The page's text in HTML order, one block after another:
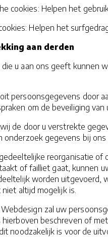
cookies: Helpen het
Helpen het
aan derden
u aan ons geeft kunnen
persoonsgegevens door
om de beveiliging
de door u verstrekte
onderzoek gegevens bij
reorganisatie of
of failliet gaat, kunnen
worden uitgevoerd,
altijd mogelijk is.
Webdesign zal uw
hierboven beschreven of
noodzakelijk is voor de